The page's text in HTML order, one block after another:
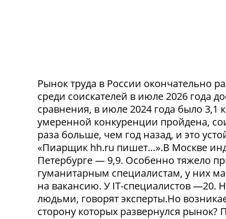
Рынок труда в России окончательно
среди соискателей в июле 2026 года
сравнения, в июле 2024 года было 3,1
умеренной конкуренции пройдена,
раза больше, чем год назад, и это
«Пиарщик hh.ru пишет…».В Москве
Петербурге — 9,9. Особенно тяжело
гуманитарным специалистам, у них
на вакансию. У IT-специалистов —20.
людьми, говорят эксперты.Но
сторону которых развернулся рынок?